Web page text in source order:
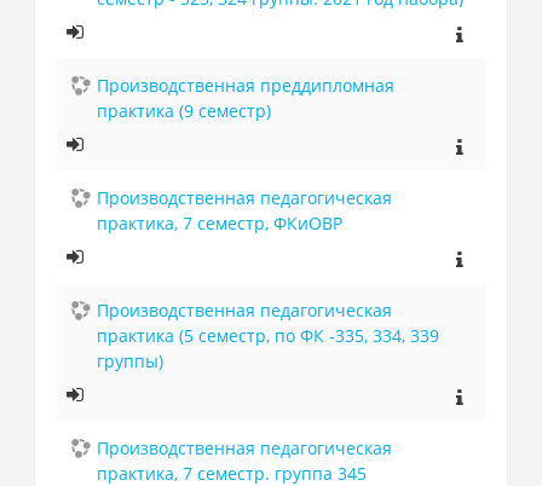
Производственная преддипломная
практика (9 семестр)
Производственная педагогическая
практика, 7 семестр, ФКиОВР
Производственная педагогическая
практика (5 семестр, по ФК -335, 334, 339
группы)
Производственная педагогическая
практика, 7 семестр. группа 345